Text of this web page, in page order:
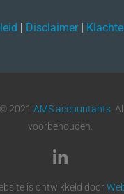
| Disclaimer|
2021 AMS accountants .
voorbehouden.
is ontwikkeld door